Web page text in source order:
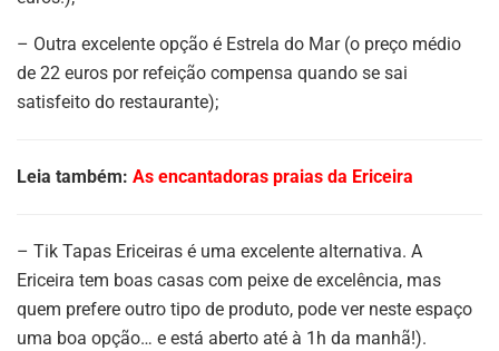
– Outra excelente opção é Estrela do Mar (o preço médio
de 22 euros por refeição compensa quando se sai
satisfeito do restaurante);
Leia também: As encantadoras praias da Ericeira
– Tik Tapas Ericeiras é uma excelente alternativa. A
Ericeira tem boas casas com peixe de excelência, mas
quem prefere outro tipo de produto, pode ver neste espaço
uma boa opção… e está aberto até à 1h da manhã!).